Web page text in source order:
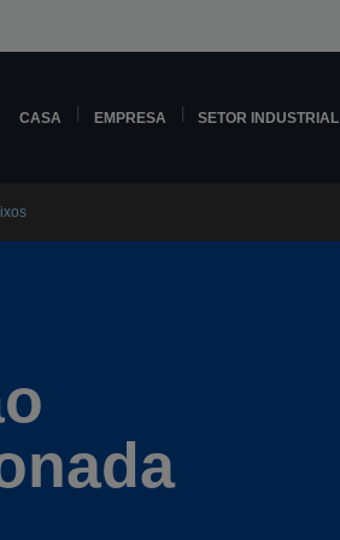
CASA EMPRESA SETOR INDUSTRIAL